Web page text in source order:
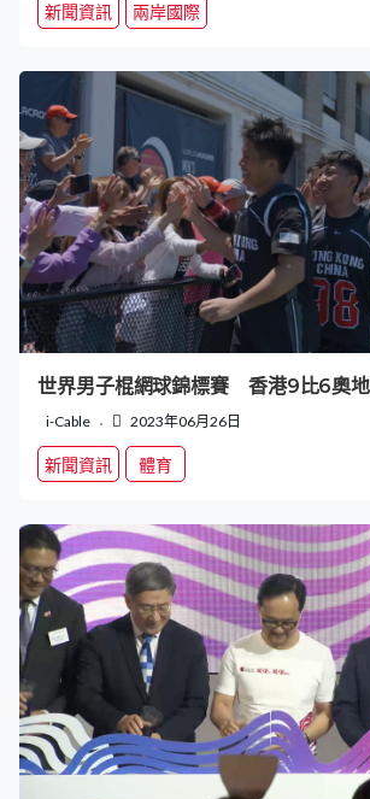
新聞資訊 兩岸國際
世界男子棍網球錦標賽 香港9比6奧地
i-Cable 2023年06月26日
新聞資訊 體育